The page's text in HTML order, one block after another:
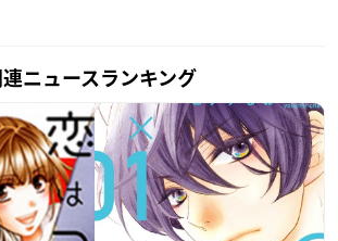
ニュースランキング